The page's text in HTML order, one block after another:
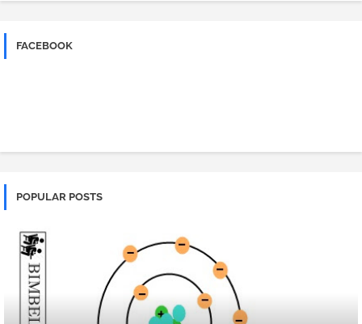
FACEBOOK
POPULAR POSTS